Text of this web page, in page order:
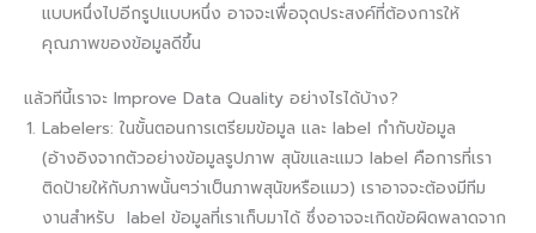
แบบหนึ่งไปอีกรูปแบบหนึ่ง อาจจะเพื่อจุดประสงค์ที่ต้องการให้
คุณภาพของข้อมูลดีขึ้น
แล้วทีนี้เราจะ Improve Data Quality อย่างไรได้บ้าง?
Labelers: ในขั้นตอนการเตรียมข้อมูล และ label กำกับข้อมูล
(อ้างอิงจากตัวอย่างข้อมูลรูปภาพ สุนัขและแมว label คือการที่เรา
ติดป้ายให้กับภาพนั้นๆว่าเป็นภาพสุนัขหรือแมว) เราอาจจะต้องมีทีม
งานสำหรับ label ข้อมูลที่เราเก็บมาได้ ซึ่งอาจจะเกิดข้อผิดพลาดจาก